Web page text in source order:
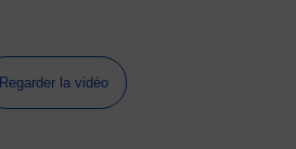
Regarder la vidéo